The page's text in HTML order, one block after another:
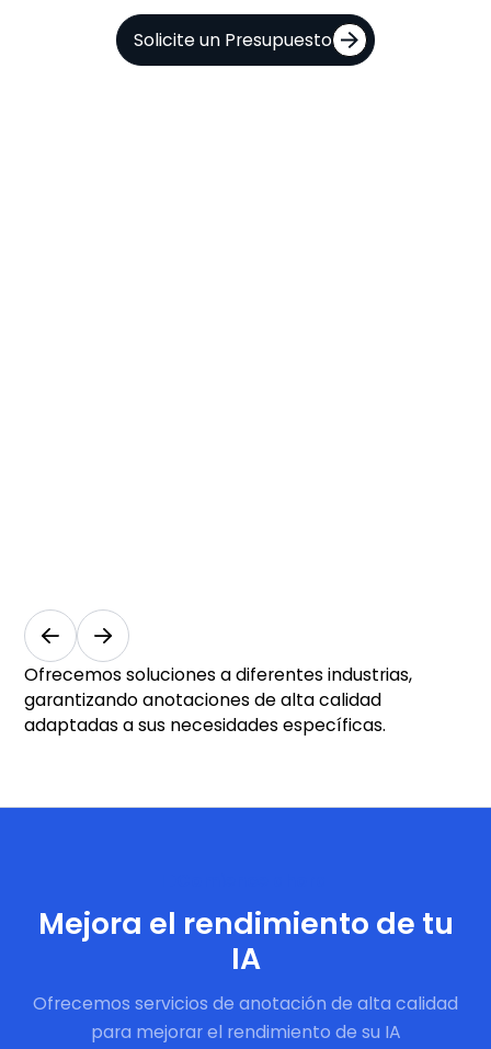
Solicite un Presupuesto
Medicina
y salud
Ofrecemos soluciones a diferentes industrias,
garantizando anotaciones de alta calidad
adaptadas a sus necesidades específicas.
Mejora el rendimiento de tu
IA
Ofrecemos servicios de anotación de alta calidad
para mejorar el rendimiento de su IA